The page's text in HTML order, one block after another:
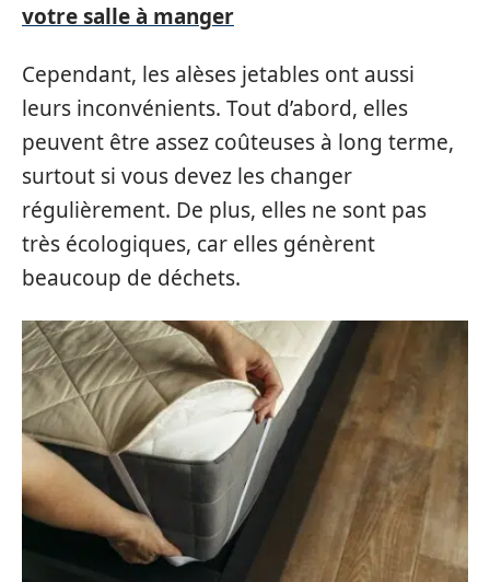
votre salle à manger
Cependant, les alèses jetables ont aussi
leurs inconvénients. Tout d’abord, elles
peuvent être assez coûteuses à long terme,
surtout si vous devez les changer
régulièrement. De plus, elles ne sont pas
très écologiques, car elles génèrent
beaucoup de déchets.